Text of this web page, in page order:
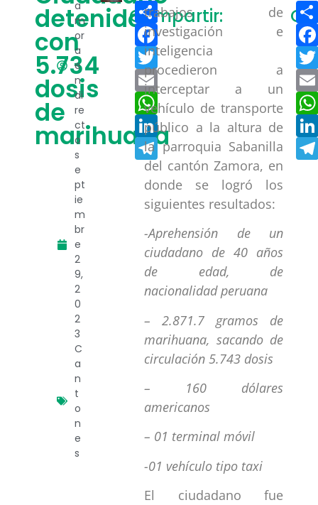
detenido
con
5.734
dosis
de
marihuana
a
m
or
a
e
n
di
re
ct
o
s
e
pt
ie
m
br
e
2
9,
2
0
2
3
C
a
n
t
o
n
e
s
Compartir:
Compartir
Facebook
Twitter
Email
WhatsApp
LinkedIn
Telegram
trabajos de
investigación e
inteligencia
procedieron a
interceptar a un
vehículo de transporte
público a la altura de
la parroquia Sabanilla
del cantón Zamora, en
donde se logró los
siguientes resultados:
-Aprehensión de un
ciudadano de 40 años
de edad, de
nacionalidad peruana
– 2.871.7 gramos de
marihuana, sacando de
circulación 5.743 dosis
– 160 dólares
americanos
– 01 terminal móvil
-01 vehículo tipo taxi
El ciudadano fue